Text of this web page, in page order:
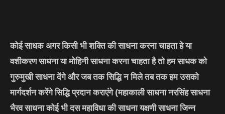
कोई साधक अगर किसी भी शक्ति की साधना करना चाहता हे या
वशीकरण साधना या मोहिनी साधना करना चाहता है तो हम साधक को
गुरुमुखी साधना देंगे और जब तक सिद्धि न मिले तब तक हम उसको
मार्गदर्शन करेंगे सिद्धि प्रदान कराएंगे (महाकाली साधना नरसिंह साधना
भैरव साधना कोई भी दस महाविधा की साधना यक्षणी साधना जिन्न